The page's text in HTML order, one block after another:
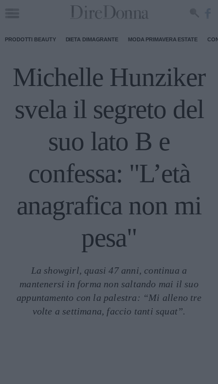
PRODOTTI BEAUTY DIETA DIMAGRANTE MODA PRIMAVERA ESTATE
Michelle Hunziker
svela il segreto del
suo lato B e
confessa: "L’età
anagrafica non mi
pesa"
La showgirl, quasi 47 anni, continua a
mantenersi in forma non saltando mai il suo
appuntamento con la palestra: “Mi alleno tre
volte a settimana, faccio tanti squat”.